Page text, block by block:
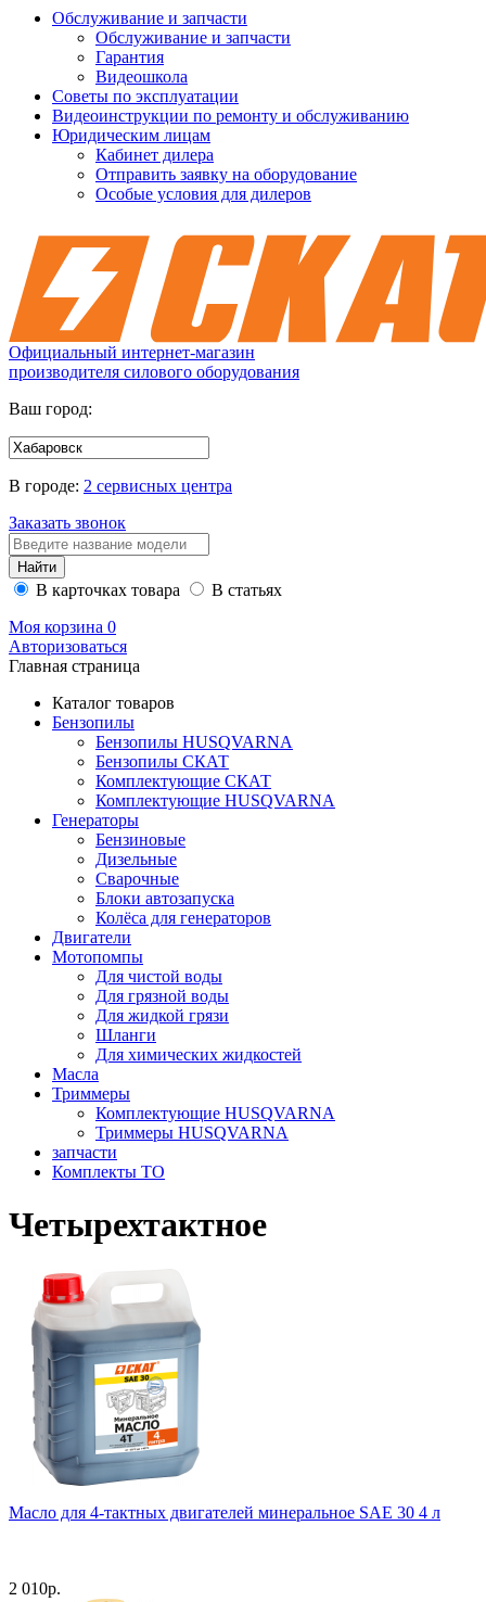
Обслуживание и запчасти
Обслуживание и запчасти
Гарантия
Видеошкола
Советы по эксплуатации
Видеоинструкции по ремонту и обслуживанию
Юридическим лицам
Кабинет дилера
Отправить заявку на оборудование
Особые условия для дилеров
Официальный интернет-магазин
производителя силового оборудования
Ваш город:
В городе: 2 сервисных центра
Заказать звонок
В карточках товара
В статьях
Моя корзина 0
Авторизоваться
Главная страница
Каталог товаров
Бензопилы
Бензопилы HUSQVARNA
Бензопилы СКАТ
Комплектующие СКАТ
Комплектующие HUSQVARNA
Генераторы
Бензиновые
Дизельные
Сварочные
Блоки автозапуска
Колёса для генераторов
Двигатели
Мотопомпы
Для чистой воды
Для грязной воды
Для жидкой грязи
Шланги
Для химических жидкостей
Масла
Триммеры
Комплектующие HUSQVARNA
Триммеры HUSQVARNA
запчасти
Комплекты ТО
Четырехтактное
Масло для 4-тактных двигателей минеральное SAE 30 4 л
2 010р.